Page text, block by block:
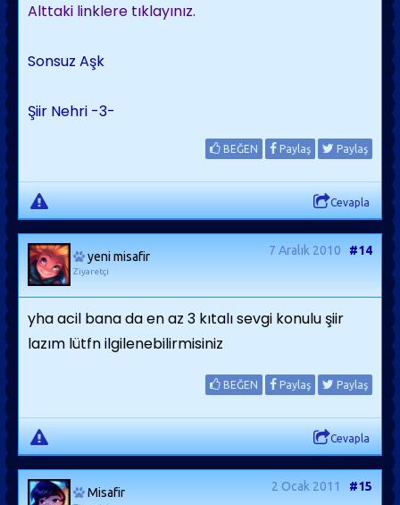
Alttaki linklere tıklayınız.
Sonsuz Aşk
Şiir Nehri -3-
BEĞEN Paylaş Paylaş
Cevapla
yeni misafir
Ziyaretçi
7 Aralık 2010 #14
yha acil bana da en az 3 kıtalı sevgi konulu şiir
lazım lütfn ilgilenebilirmisiniz
BEĞEN Paylaş Paylaş
Cevapla
Misafir 2 Ocak 2011 #15